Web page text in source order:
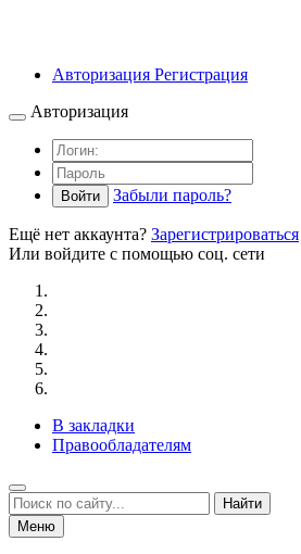
Авторизация Регистрация
Авторизация
Войти Забыли пароль?
Ещё нет аккаунта? Зарегистрироваться
Или войдите с помощью соц. сети
В закладки
Правообладателям
Найти
Меню